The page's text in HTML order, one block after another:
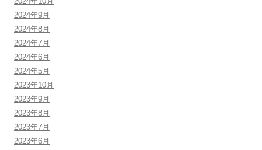
2024年9月
2024年8月
2024年7月
2024年6月
2024年5月
2023年10月
2023年9月
2023年8月
2023年7月
2023年6月